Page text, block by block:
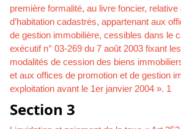
première formalité, au livre foncier,
d’habitation cadastrés, appartenant aux
de gestion immobilière, cessibles dans le
exécutif n° 03-269 du 7 août 2003 fixant
modalités de cession des biens
et aux offices de promotion et de gestion
exploitation avant le 1er janvier 2004 ». 1
Section 3